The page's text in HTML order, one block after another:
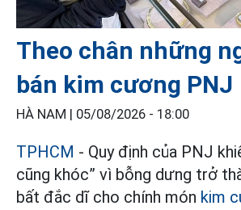
Theo chân những
bán kim cương PNJ
HÀ NAM | 05/08/2026 - 18:00
TPHCM - Quy định của PNJ
cũng khóc” vì bỗng dưng trở
bất đắc dĩ cho chính món kim